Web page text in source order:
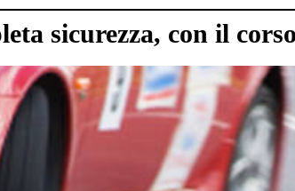
sicurezza, con il